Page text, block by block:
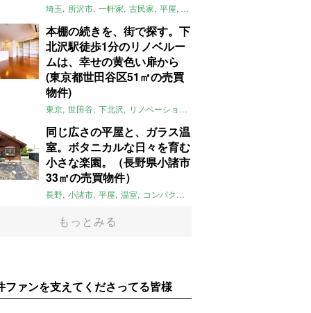
埼玉 所沢市 一軒家 古民家 平屋 庭
本棚の続きを、街で探す。下
北沢駅徒歩1分のリノベルー
ムは、幸せの黄色い扉から
(東京都世田谷区51㎡の売買
物件)
東京 世田谷 下北沢 リノベーション
同じ広さの平屋と、ガラス温
室。ボタニカルな日々を育む
小さな楽園。（長野県小諸市
33㎡の売買物件）
長野 小諸市 平屋 温室 コンパクト
もっとみる
ファンを支えてくださってる皆様